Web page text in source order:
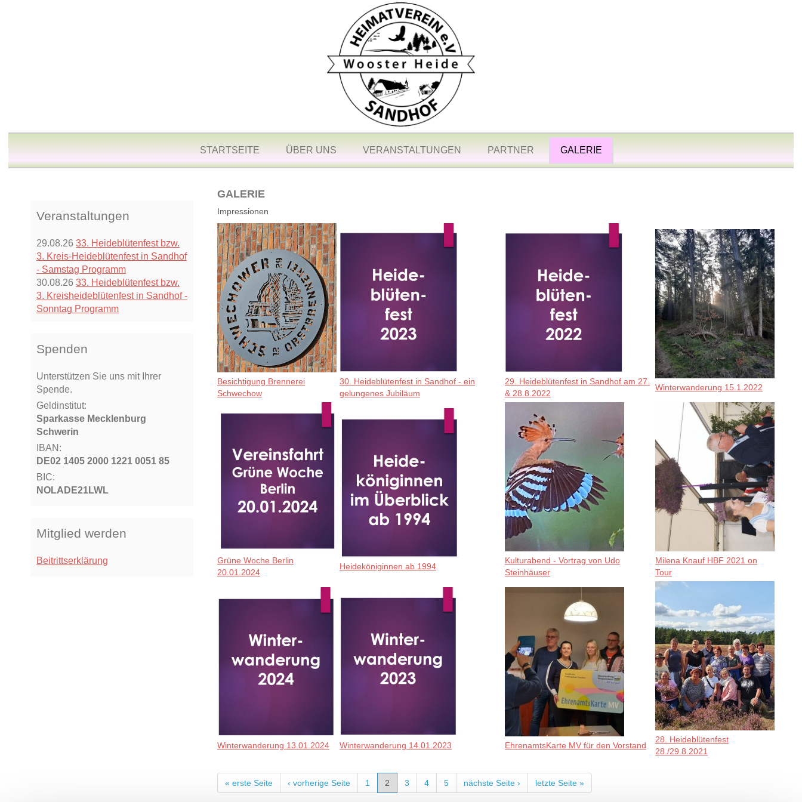
STARTSEITE ÜBER UNS VERANSTALTUNGEN PARTNER GALERIE
Veranstaltungen
29.08.26 33. Heideblütenfest bzw.
3. Kreis-Heideblütenfest in Sandhof
- Samstag Programm
30.08.26 33. Heideblütenfest bzw.
3. Kreisheideblütenfest in Sandhof -
Sonntag Programm
Spenden
Unterstützen Sie uns mit Ihrer
Spende.
Geldinstitut:
Sparkasse Mecklenburg
Schwerin
IBAN:
DE02 1405 2000 1221 0051 85
BIC:
NOLADE21LWL
Mitglied werden
Beitrittserklärung
GALERIE
Impressionen
Besichtigung Brennerei
Schwechow
30. Heideblütenfest in Sandhof - ein
gelungenes Jubiläum
29. Heideblütenfest in Sandhof am 27.
& 28.8.2022
Winterwanderung 15.1.2022
Grüne Woche Berlin
20.01.2024
Heideköniginnen ab 1994
Kulturabend - Vortrag von Udo
Steinhäuser
Milena Knauf HBF 2021 on
Tour
Winterwanderung 13.01.2024 Winterwanderung 14.01.2023 EhrenamtsKarte MV für den Vorstand
28. Heideblütenfest
28./29.8.2021
Seiten
« erste Seite ‹ vorherige Seite 1 2 3 4 5 nächste Seite › letzte Seite »